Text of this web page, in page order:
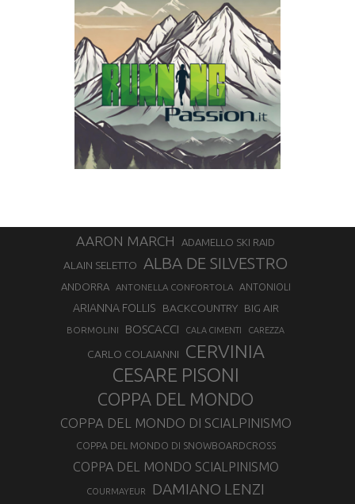
AARON MARCH ADAMELLO SKI RAID
ALAIN SELETTO ALBA DE SILVESTRO
ANDORRA ANTONELLA CONFORTOLA ANTONIOLI
ARIANNA FOLLIS BACKCOUNTRY BIG AIR
BORMOLINI BOSCACCI CALA CIMENTI CAREZZA
CARLO COLAIANNI CERVINIA
CESARE PISONI
COPPA DEL MONDO
COPPA DEL MONDO DI SCIALPINISMO
COPPA DEL MONDO DI SNOWBOARDCROSS
COPPA DEL MONDO SCIALPINISMO
COURMAYEUR DAMIANO LENZI